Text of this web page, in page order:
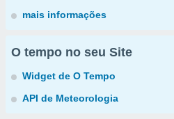
mais informações
O tempo no seu Site
Widget de O Tempo
API de Meteorologia